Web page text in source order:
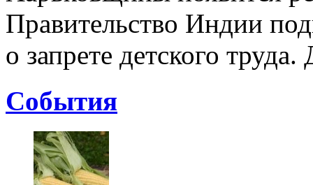
Правительство Индии
о запрете детского
Cобытия